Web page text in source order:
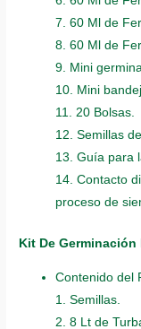
7. 60 Ml de
8. 60 Ml de
9. Mini
10. Mini
11. 20 Bolsas.
12. Semillas
13. Guía para
14. Contacto
proceso de
Kit De Germinación
Contenido del
1. Semillas.
2. 8 Lt de